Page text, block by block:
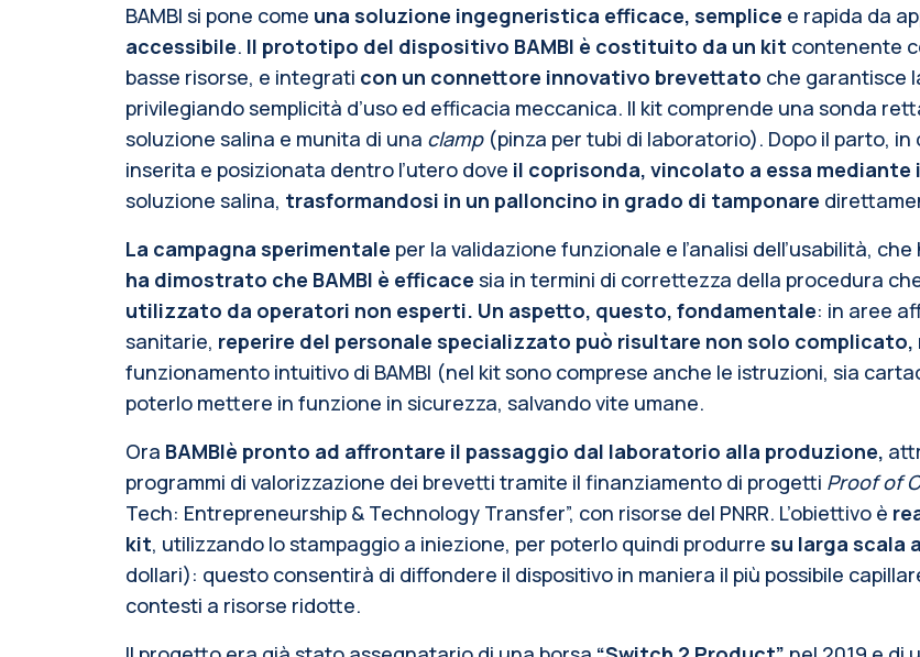
BAMBI si pone come una soluzione ingegneristica efficace, semplice e rapida da
accessibile. Il prototipo del dispositivo BAMBI è costituito da un kit contenente
basse risorse, e integrati con un connettore innovativo brevettato che garantisce
privilegiando semplicità d’uso ed efficacia meccanica. Il kit comprende una sonda
soluzione salina e munita di una clamp(pinza per tubi di laboratorio). Dopo il parto,
inserita e posizionata dentro l’utero dove il coprisonda, vincolato a essa
soluzione salina, trasformandosi in un palloncino in grado di tamponare
La campagna sperimentale per la validazione funzionale e l’analisi dell’usabilità,
ha dimostrato che BAMBI è efficace sia in termini di correttezza della procedura
utilizzato da operatori non esperti. Un aspetto, questo, fondamentale: in aree
sanitarie, reperire del personale specializzato può risultare non solo
funzionamento intuitivo di BAMBI (nel kit sono comprese anche le istruzioni, sia
poterlo mettere in funzione in sicurezza, salvando vite umane.
Ora BAMBIè pronto ad affrontare il passaggio dal laboratorio alla produzione,
programmi di valorizzazione dei brevetti tramite il finanziamento di progetti Proof of
Tech: Entrepreneurship & Technology Transfer”, con risorse del PNRR. L’obiettivo è
kit, utilizzando lo stampaggio a iniezione, per poterlo quindi produrre su larga scala
dollari): questo consentirà di diffondere il dispositivo in maniera il più possibile
contesti a risorse ridotte.